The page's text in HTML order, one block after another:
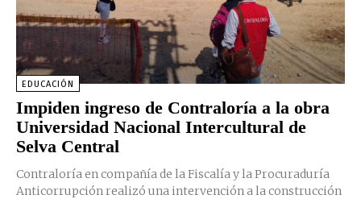
EDUCACIÓN
Impiden ingreso de Contraloría a la obra
Universidad Nacional Intercultural de
Selva Central
Contraloría en compañía de la Fiscalía y la Procuraduría
Anticorrupción realizó una intervención a la construcción